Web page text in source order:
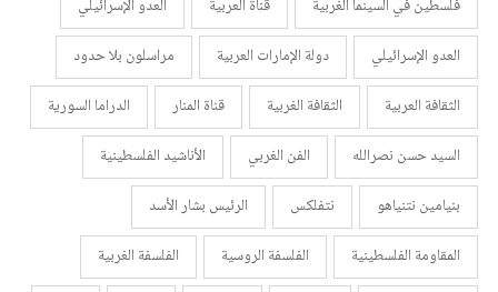
فلسطين في السينما الغربية قناة العربية
العدو الإسرائيلي
العدو الإسرائيلي
دولة الإمارات العربية
مراسلون بلا حدود
الثقافة العربية
الثقافة الغربية قناة المنار
الدراما السورية
السيد حسن نصرالله
الفن الغربي
الأناشيد الفلسطينية
بنيامين نتنياهو
نتفلكس
الرئيس بشار الأسد
المقاومة الفلسطينية
الفلسفة الروسية
الفلسفة الغربية